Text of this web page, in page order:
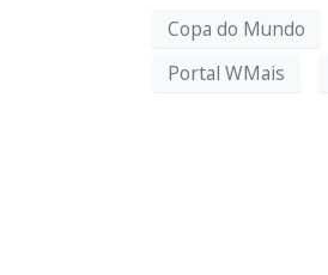
Copa do Mundo
Portal WMais